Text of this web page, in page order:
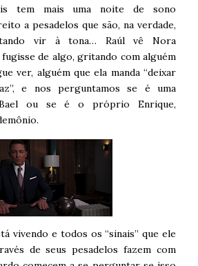
tem mais uma noite de sono
a pesadelos que são, na verdade,
vir à tona… Raúl vê Nora
de algo, gritando com alguém
ver, alguém que ela manda “deixar
e nos perguntamos se é uma
Bael ou se é o próprio Enrique,
vivendo e todos os “sinais” que ele
de seus pesadelos fazem com